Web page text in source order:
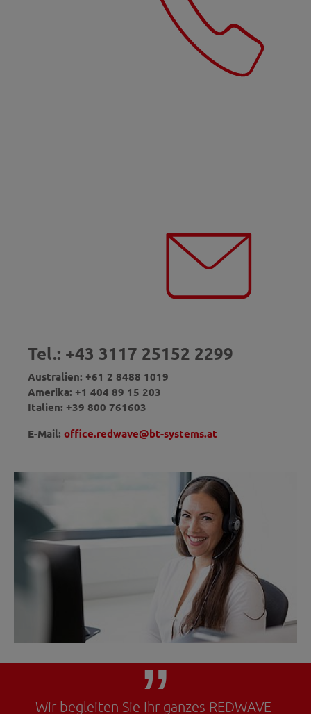
Tel.: +43 3117 25152 2299
Australien: +61 2 8488 1019
Amerika: +1 404 89 15 203
Italien: +39 800 761603
E-Mail: office.redwave@bt-systems.at
Wir begleiten Sie Ihr ganzes REDWAVE-